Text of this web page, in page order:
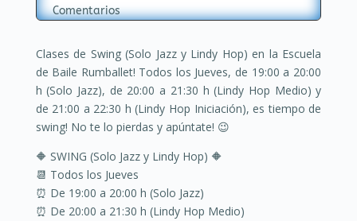
Comentarios
Clases de Swing (Solo Jazz y Lindy Hop) en la Escuela
de Baile Rumballet! Todos los Jueves, de 19:00 a 20:00
h (Solo Jazz), de 20:00 a 21:30 h (Lindy Hop Medio) y
de 21:00 a 22:30 h (Lindy Hop Iniciación), es tiempo de
swing! No te lo pierdas y apúntate! 😉
🔶 SWING (Solo Jazz y Lindy Hop) 🔶
📆 Todos los Jueves
⏰ De 19:00 a 20:00 h (Solo Jazz)
⏰ De 20:00 a 21:30 h (Lindy Hop Medio)